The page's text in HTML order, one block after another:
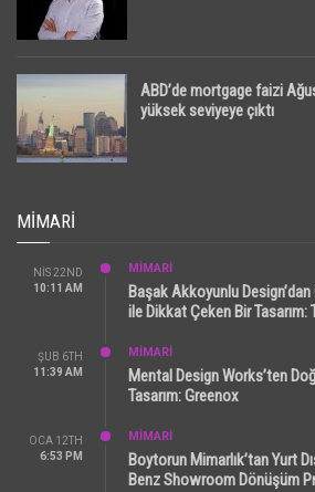
ABD’de mortgage faizi
yüksek seviyeye çıktı
MIMARI
NIS 22ND
10:11 AM
MİMARİ
Başak Akkoyunlu
ile Dikkat Çeken Bir Tasarım:
ŞUB 6TH
11:39 AM
MİMARİ
Mental Design Works’ten
Tasarım: Greenox
OCA 12TH
6:53 PM
MİMARİ
Boytorun Mimarlık’tan Yurt
Benz Showroom Dönüşüm